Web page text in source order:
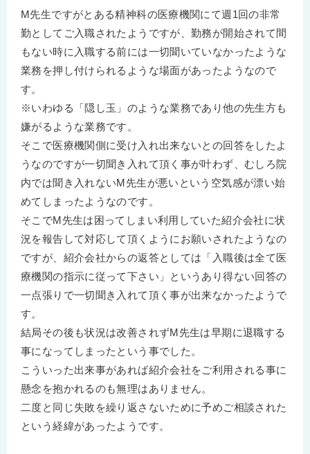
M先生ですがとある精神科の医療機関にて週1回の非常
勤としてご入職されたようですが、勤務が開始されて間
もない時に入職する前には一切聞いていなかったような
業務を押し付けられるような場面があったようなので
す。
※いわゆる「隠し玉」のような業務であり他の先生方も
嫌がるような業務です。
そこで医療機関側に受け入れ出来ないとの回答をしたよ
うなのですが一切聞き入れて頂く事が叶わず、むしろ院
内では聞き入れないM先生が悪いという空気感が漂い始
めてしまったようなのです。
そこでM先生は困ってしまい利用していた紹介会社に状
況を報告して対応して頂くようにお願いされたようなの
ですが、紹介会社からの返答としては「入職後は全て医
療機関の指示に従って下さい」というあり得ない回答の
一点張りで一切聞き入れて頂く事が出来なかったようで
す。
結局その後も状況は改善されずM先生は早期に退職する
事になってしまったという事でした。
こういった出来事があれば紹介会社をご利用される事に
懸念を抱かれるのも無理はありません。
二度と同じ失敗を繰り返さないために予めご相談された
という経緯があったようです。